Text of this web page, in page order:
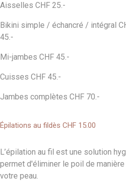
Aisselles CHF 25.-
Bikini simple / échancré / intégral
45.-
Mi-jambes CHF 45.-
Cuisses CHF 45.-
Jambes complètes CHF 70.-
Épilations au fildès CHF 15.00
L’épilation au fil est une solution
permet d'éliminer le poil de
votre peau.